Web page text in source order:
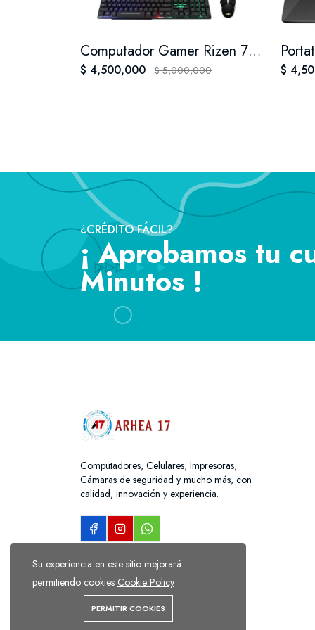
Computador Gamer Rizen 7 Disco SSD 1 ter 32 Ram
$ 4,500,000 $ 5,000,000 $
¿CRÉDITO FÁCIL?
¡ Aprobamos tu
Minutos !
Computadores, Celulares, Impresoras,
Cámaras de seguridad y mucho más, con
calidad, innovación y experiencia.
Su experiencia en este sitio mejorará
permitiendo cookies Cookie Policy
PERMITIR COOKIES